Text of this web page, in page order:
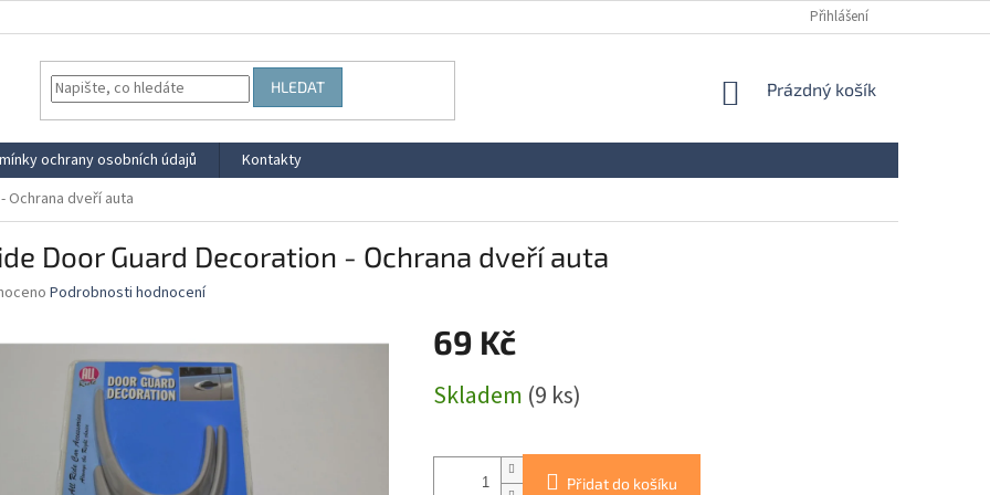
Přihlášení
HLEDAT
NÁKUPNÍ
Prázdný košík
ochrany osobních údajů
Kontakty
Ochrana dveří auta
Door Guard Decoration - Ochrana dveří auta
Podrobnosti hodnocení
69 Kč
cena:
Skladem (9 ks)
Přidat do košíku